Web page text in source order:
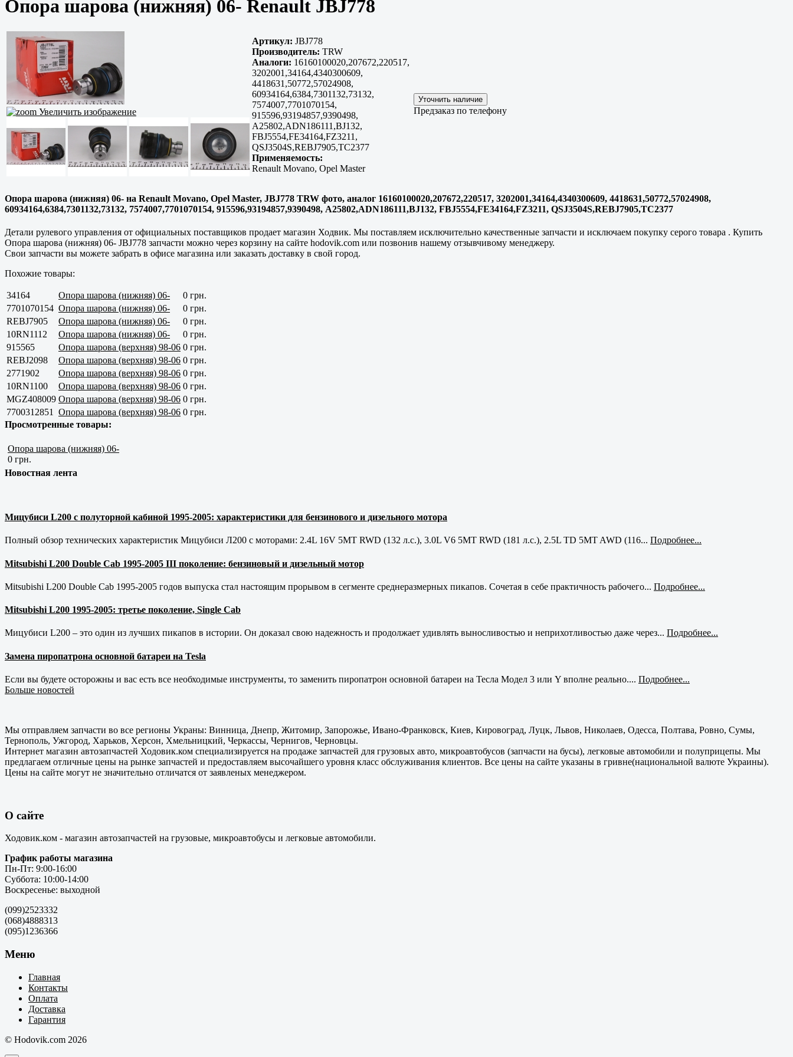
Опора шарова (нижняя) 06- Renault JBJ778
Увеличить изображение
Артикул: JBJ778
Производитель: TRW
Аналоги: 16160100020,207672,220517,
3202001,34164,4340300609,
4418631,50772,57024908,
60934164,6384,7301132,73132,
7574007,7701070154,
915596,93194857,9390498,
A25802,ADN186111,BJ132,
FBJ5554,FE34164,FZ3211,
QSJ3504S,REBJ7905,TC2377
Применяемость:
Renault Movano, Opel Master
Предзаказ по телефону
Опора шарова (нижняя) 06- на Renault Movano, Opel Master, JBJ778 TRW фото, аналог 16160100020,207672,220517, 3202001,34164,4340300609, 4418631,50772,57024908,
60934164,6384,7301132,73132, 7574007,7701070154, 915596,93194857,9390498, A25802,ADN186111,BJ132, FBJ5554,FE34164,FZ3211, QSJ3504S,REBJ7905,TC2377
Детали рулевого управления от официальных поставщиков продает магазин Ходвик. Мы поставляем исключительно качественные запчасти и исключаем покупку серого товара . Купить
Опора шарова (нижняя) 06- JBJ778 запчасти можно через корзину на сайте hodovik.com или позвонив нашему отзывчивому менеджеру.
Свои запчасти вы можете забрать в офисе магазина или заказать доставку в свой город.
Похожие товары:
34164 Опора шарова (нижняя) 06-
0 грн.
7701070154 Опора шарова (нижняя) 06-
0 грн.
REBJ7905
Опора шарова (нижняя) 06-
0 грн.
10RN1112
Опора шарова (нижняя) 06-
0 грн.
915565
Опора шарова (верхняя) 98-06 0 грн.
REBJ2098
Опора шарова (верхняя) 98-06 0 грн.
2771902
Опора шарова (верхняя) 98-06 0 грн.
10RN1100
Опора шарова (верхняя) 98-06 0 грн.
MGZ408009 Опора шарова (верхняя) 98-06 0 грн.
7700312851
Опора шарова (верхняя) 98-06 0 грн.
Просмотренные товары:
Опора шарова (нижняя) 06-
0 грн.
Новостная лента
Мицубиси L200 с полуторной кабиной 1995-2005: характеристики для бензинового и дизельного мотора
Полный обзор технических характеристик Мицубиси Л200 с моторами: 2.4L 16V 5MT RWD (132 л.с.), 3.0L V6 5MT RWD (181 л.с.), 2.5L TD 5MT AWD (116... Подробнее...
Mitsubishi L200 Double Cab 1995-2005 III поколение: бензиновый и дизельный мотор
Mitsubishi L200 Double Cab 1995-2005 годов выпуска стал настоящим прорывом в сегменте среднеразмерных пикапов. Сочетая в себе практичность рабочего... Подробнее...
Mitsubishi L200 1995-2005: третье поколение, Single Cab
Мицубиси L200 – это один из лучших пикапов в истории. Он доказал свою надежность и продолжает удивлять выносливостью и неприхотливостью даже через... Подробнее...
Замена пиропатрона основной батареи на Tesla
Если вы будете осторожны и вас есть все необходимые инструменты, то заменить пиропатрон основной батареи на Тесла Модел 3 или Y вполне реально.... Подробнее...
Больше новостей
Мы отправляем запчасти во все регионы Украны: Винница, Днепр, Житомир, Запорожье, Ивано-Франковск, Киев, Кировоград, Луцк, Львов, Николаев, Одесса, Полтава, Ровно, Сумы,
Тернополь, Ужгород, Харьков, Херсон, Хмельницкий, Черкассы, Чернигов, Черновцы.
Интернет магазин автозапчастей Ходовик.ком специализируется на продаже запчастей для грузовых авто, микроавтобусов (запчасти на бусы), легковые автомобили и полуприцепы. Мы
предлагаем отличные цены на рынке запчастей и предоставляем высочайшего уровня класс обслуживания клиентов. Все цены на сайте указаны в гривне(национальной валюте Украины).
Цены на сайте могут не значительно отличатся от заявленых менеджером.
О сайте
Ходовик.ком - магазин автозапчастей на грузовые, микроавтобусы и легковые автомобили.
График работы магазина
Пн-Пт: 9:00-16:00
Суббота: 10:00-14:00
Воскресенье: выходной
(099)2523332
(068)4888313
(095)1236366
Меню
Главная
Контакты
Оплата
Доставка
Гарантия
© Hodovik.com 2026